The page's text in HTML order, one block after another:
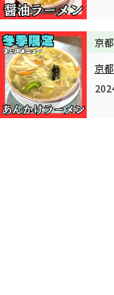
京
京